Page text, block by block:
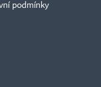
podmínky